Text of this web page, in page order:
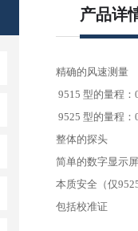
产品详
精确的风速测量
9515 型的量程：
9525 型的量程：
整体的探头
简单的数字显示
本质安全（仅
包括校准证